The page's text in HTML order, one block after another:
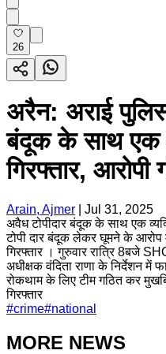
26
अरैन: अराई
बंदूक के साथ एक
गिरफ्तार, आरोपी
Arain, Ajmer
Jul 31, 2025
अवैध टोपीदार बंदूक के साथ एक
टोपी दार बंदूक लेकर घूमने के आरोप
गिरफ्तार । गुरुवार रात्रि 8बजे
अधीक्षक वंदिता राणा के निर्देशन में
रोकथाम के लिए टीम गठित कर
गिरफ्तार
#crime#national
MORE NEWS